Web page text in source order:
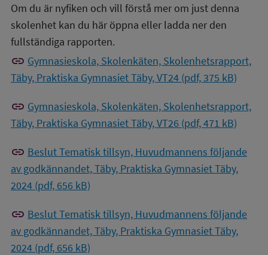
Om du är nyfiken och vill förstå mer om just denna
skolenhet kan du här öppna eller ladda ner den
fullständiga rapporten.
link Gymnasieskola, Skolenkäten, Skolenhetsrapport,
Täby, Praktiska Gymnasiet Täby, VT24 (pdf, 375 kB)
link Gymnasieskola, Skolenkäten, Skolenhetsrapport,
Täby, Praktiska Gymnasiet Täby, VT26 (pdf, 471 kB)
link Beslut Tematisk tillsyn, Huvudmannens följande
av godkännandet, Täby, Praktiska Gymnasiet Täby,
2024 (pdf, 656 kB)
link Beslut Tematisk tillsyn, Huvudmannens följande
av godkännandet, Täby, Praktiska Gymnasiet Täby,
2024 (pdf, 656 kB)